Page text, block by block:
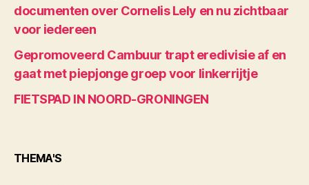
documenten over Cornelis Lely en nu zichtbaar
voor iedereen
Gepromoveerd Cambuur trapt eredivisie af en
gaat met piepjonge groep voor linkerrijtje
FIETSPAD IN NOORD-GRONINGEN
THEMA'S